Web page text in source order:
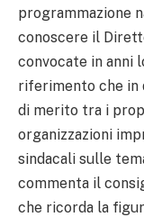
programmazione
conoscere il
convocate in anni
riferimento che in
di merito tra i
organizzazioni
sindacali sulle
commenta il
che ricorda la